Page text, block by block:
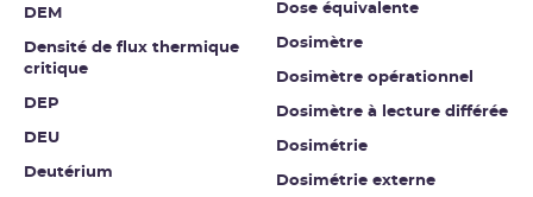
DEM
Densité de flux thermique
critique
DEP
DEU
Deutérium
Dose équivalente
Dosimètre
Dosimètre opérationnel
Dosimètre à lecture différée
Dosimétrie
Dosimétrie externe